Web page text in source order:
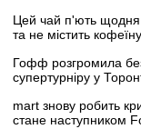
Цей чай п'ють щодня
та не містить кофеїну
Гофф розгромила
супертурніру у
mart знову робить
стане наступником